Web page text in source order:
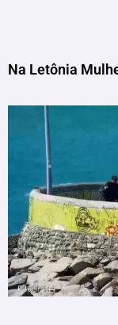
Na Letônia